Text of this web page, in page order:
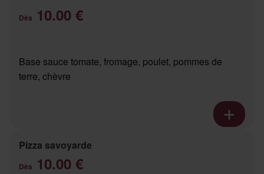
Dès 10.00 €
Base sauce tomate, fromage, poulet, pommes de
terre, chèvre
Pizza savoyarde
Dès 10.00 €